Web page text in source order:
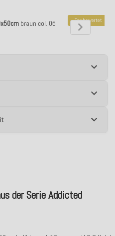
braun col. 05 Top bewertet
H.O.C.K.
der Serie Addicted